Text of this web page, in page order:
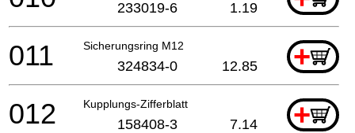
233019-6 1.19
Sicherungsring M12 +
011 324834-0 12.85
Kupplungs-Zifferblatt +
012 158408-3 7.14